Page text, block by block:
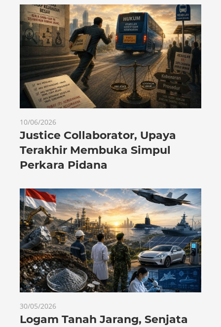
10/06/2026
Justice Collaborator, Upaya
Terakhir Membuka Simpul
Perkara Pidana
30/05/2026
Logam Tanah Jarang, Senjata